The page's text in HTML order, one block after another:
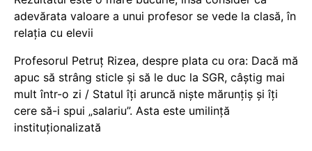
adevărata valoare a unui profesor se vede la clasă, în
relația cu elevii
Profesorul Petruț Rizea, despre plata cu ora: Dacă mă
apuc să strâng sticle și să le duc la SGR, câștig mai
mult într-o zi / Statul îți aruncă niște mărunțiș și îți
cere să-i spui „salariu”. Asta este umilință
instituționalizată